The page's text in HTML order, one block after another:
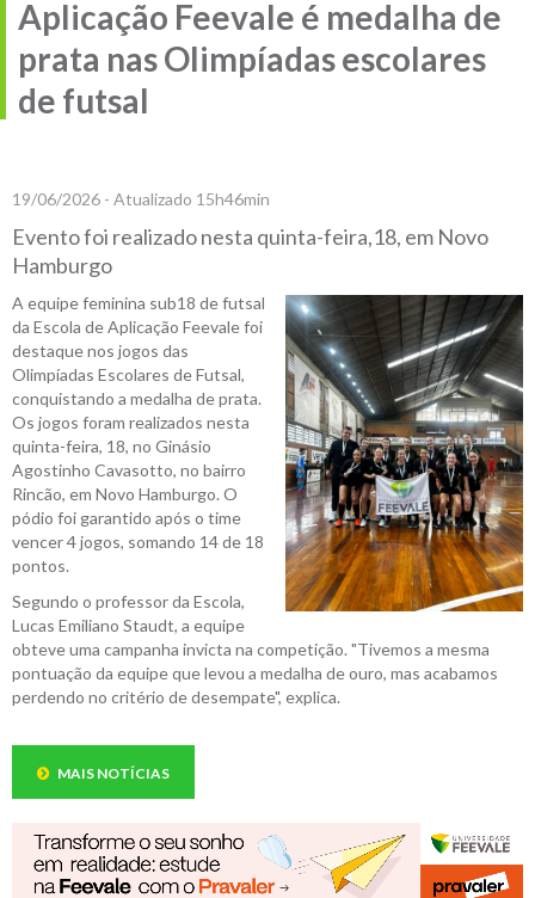
Aplicação Feevale é medalha de
prata nas Olimpíadas escolares
de futsal
19/06/2026 - Atualizado 15h46min
Evento foi realizado nesta quinta-feira,18, em Novo
Hamburgo
A equipe feminina sub18 de futsal
da Escola de Aplicação Feevale foi
destaque nos jogos das
Olimpíadas Escolares de Futsal,
conquistando a medalha de prata.
Os jogos foram realizados nesta
quinta-feira, 18, no Ginásio
Agostinho Cavasotto, no bairro
Rincão, em Novo Hamburgo. O
pódio foi garantido após o time
vencer 4 jogos, somando 14 de 18
pontos.
Segundo o professor da Escola,
Lucas Emiliano Staudt, a equipe
obteve uma campanha invicta na competição. "Tivemos a mesma
pontuação da equipe que levou a medalha de ouro, mas acabamos
perdendo no critério de desempate", explica.
MAIS NOTÍCIAS